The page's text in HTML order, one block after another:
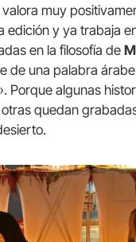
muy
edición y ya trabaja
en la filosofía de
de una palabra
Porque algunas
quedan